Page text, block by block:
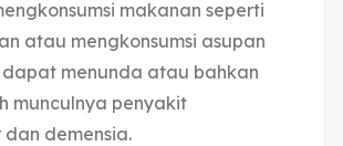
makanan seperti
atau mengkonsumsi asupan
menunda atau bahkan
munculnya penyakit
dan demensia.